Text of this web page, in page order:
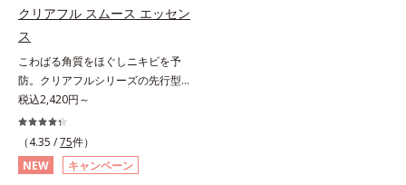
じみ感をUP。化粧水前に使うこと
で、普段の化粧水の手ごたえをより
実感できる、しっとり整った肌状態
へ。化粧水前に2プッシュ使うだけ
で、うるおいのすき間にぐんぐん入
り込み、うるおいで満ち満ちたハリ
のある美肌へと整えます。*1 クチ
ナシ果実エキス、ハトムギ種子エキ
ス、ユズ果実エキス、水添レシチ
クリアフル スムース エッセン
ス
こわばる角質をほぐしニキビを予
防。クリアフルシリーズの先行型美
容液。くり返しニキビの根本原因と
毛穴の両方にアプローチする、薬用
ニキビスキンケア「クリアフルシリ
ーズ」の先行型美容液です。こわば
った角質をやわらかくほぐし、毛穴
税込2,420円～
（4.35 /75件）
NEW
キャンペーン